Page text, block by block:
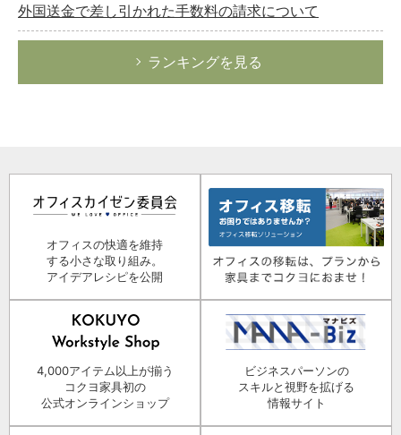
外国送金で差し引かれた手数料の請求について
ランキングを見る
オフィスの快適を維持
する小さな取り組み。
アイデアレシピを公開
4,000アイテム以上が揃う
コクヨ家具初の
公式オンラインショップ
ビジネスパーソンの
スキルと視野を拡げる
情報サイト